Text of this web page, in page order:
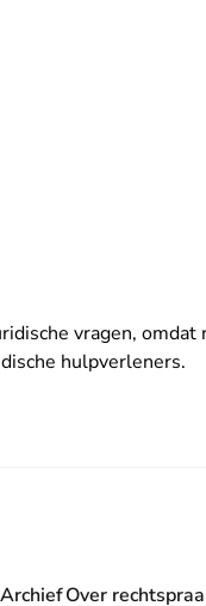
vragen,
hulpverleners.
ArchiefOver